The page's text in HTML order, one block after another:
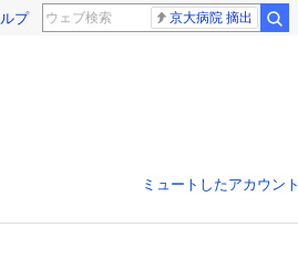
プ 京大病院 摘出
ミュートしたアカウント